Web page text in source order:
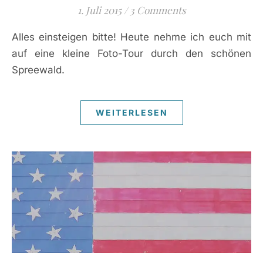
1. Juli 2015 / 3 Comments
Alles einsteigen bitte! Heute nehme ich euch mit
auf eine kleine Foto-Tour durch den schönen
Spreewald.
WEITERLESEN